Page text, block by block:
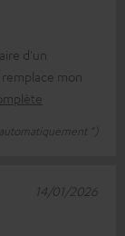
d'un
mon
*)
14/01/2026